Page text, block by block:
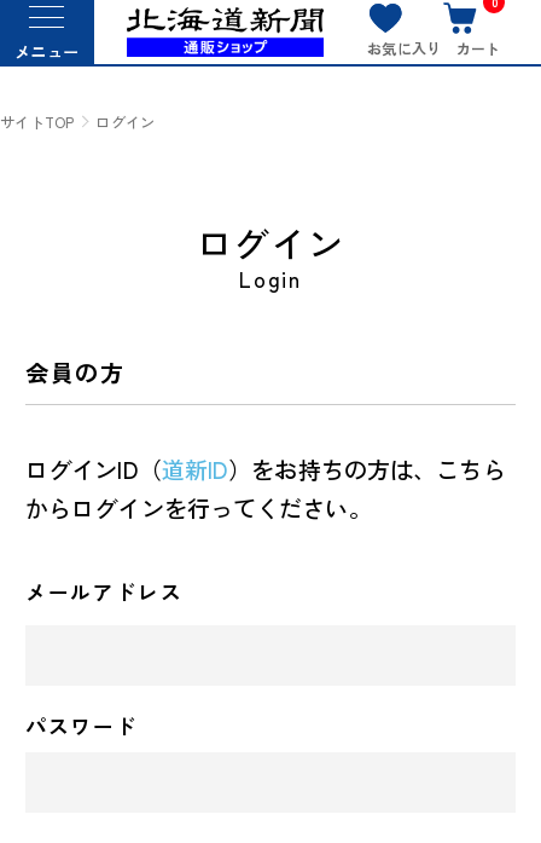
メニュー お気に入り カート
サイトTOP ログイン
ログイン
Login
会員の方
ログインID（道新ID）をお持ちの方は、こちら
からログインを行ってください。
メールアドレス
パスワード